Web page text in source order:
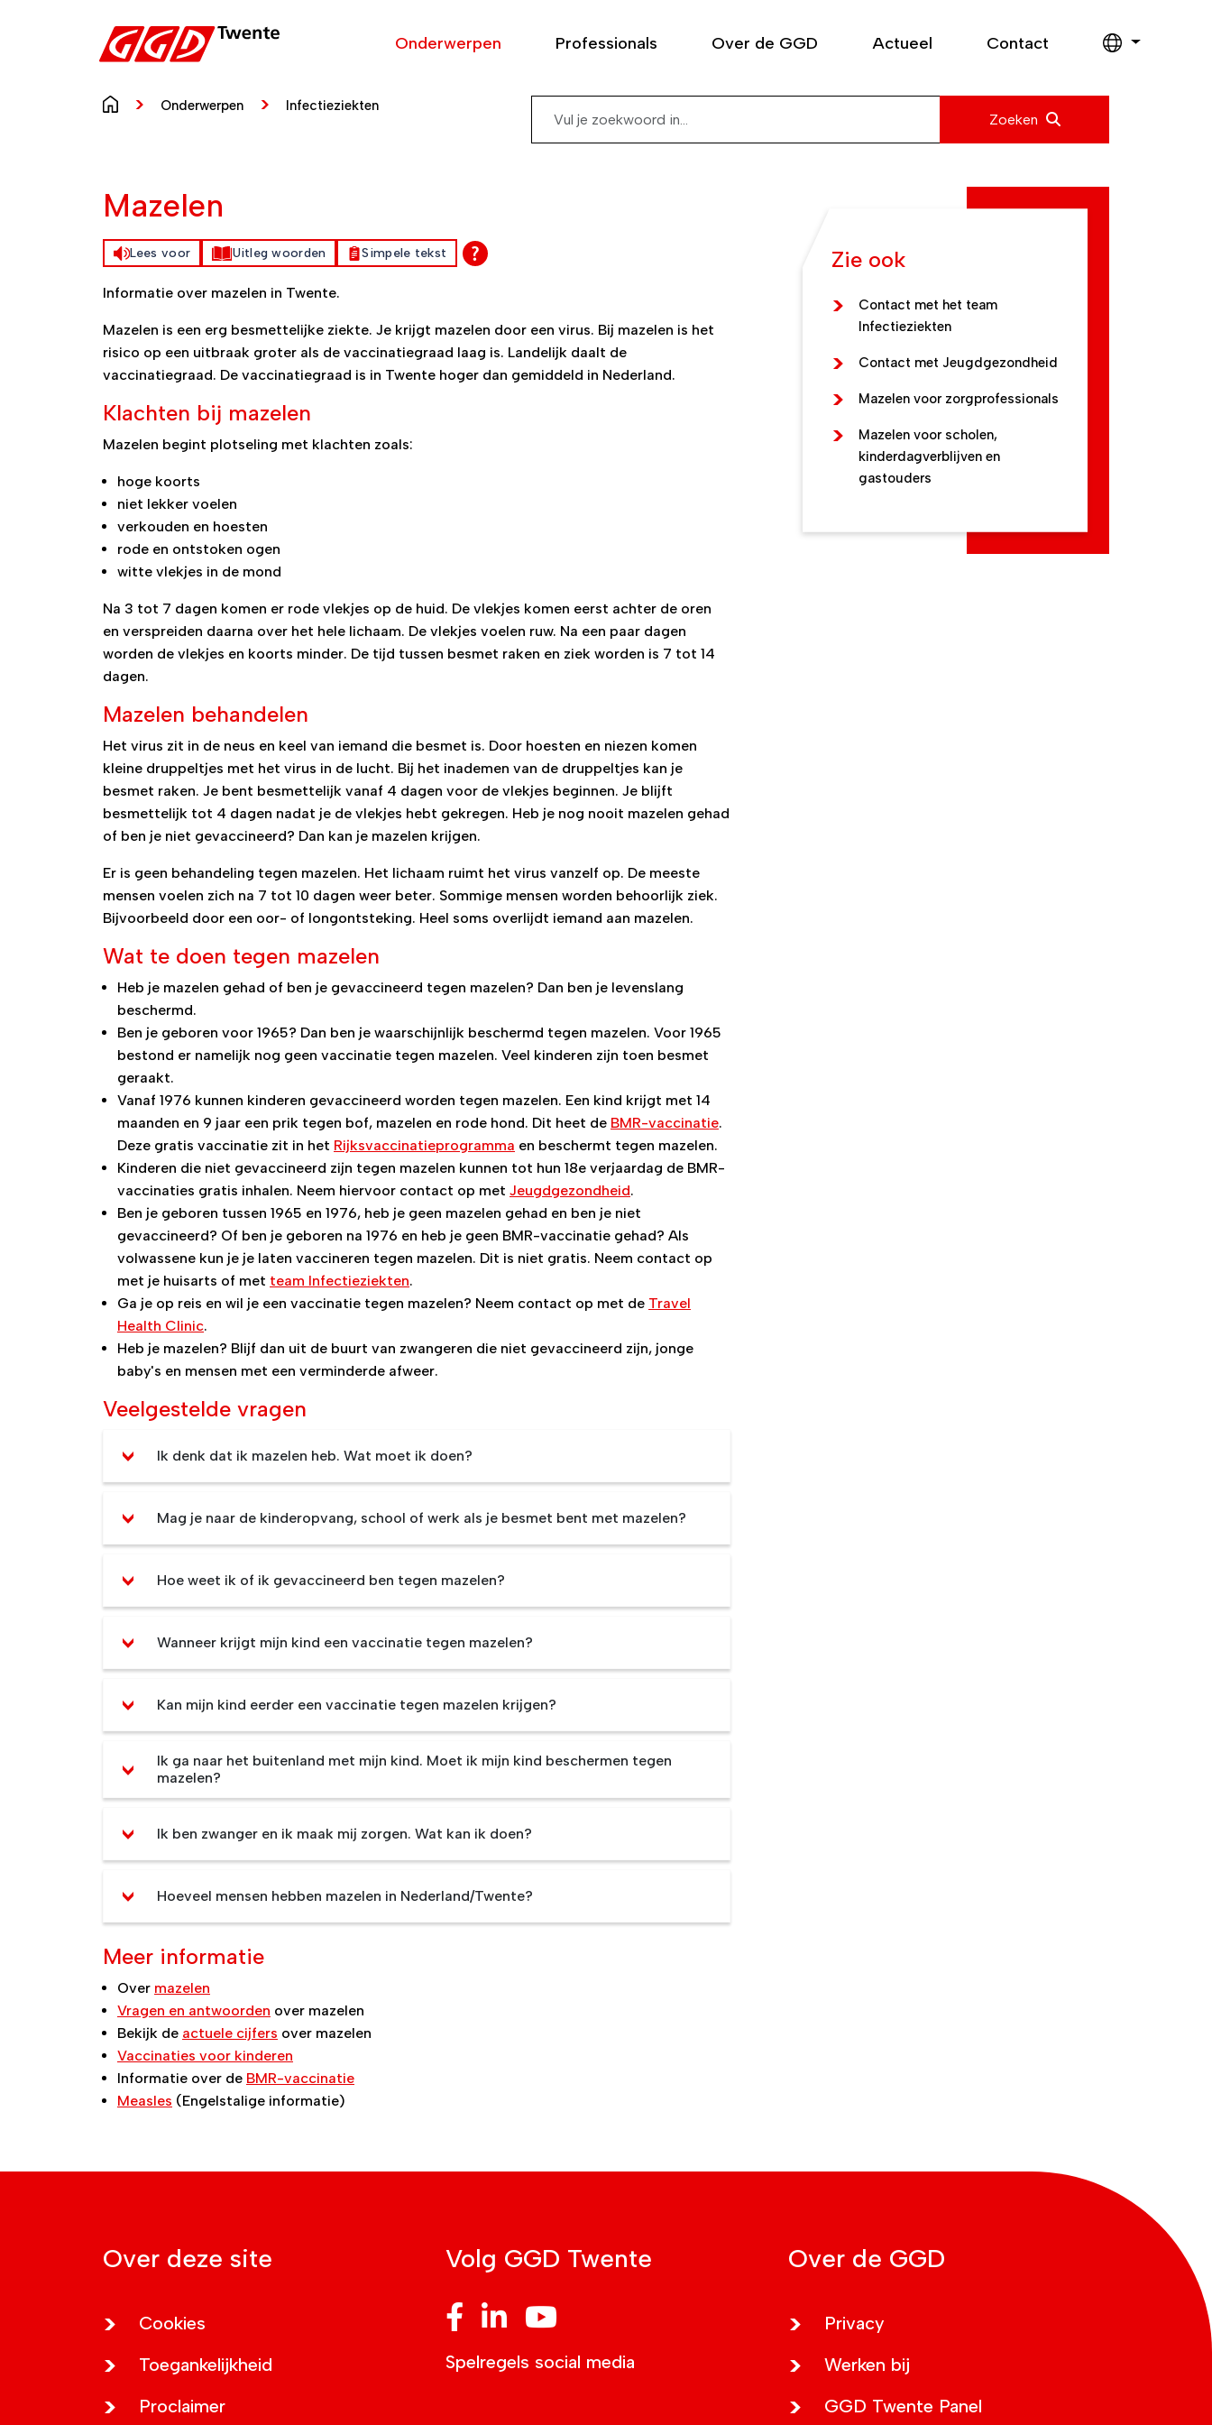
Onderwerpen Professionals Over de GGD Actueel Contact
Onderwerpen Infectieziekten
Zoeken
Zoeken
Mazelen
Lees voor Uitleg woorden Simpele tekst
Informatie over mazelen in Twente.
Mazelen is een erg besmettelijke ziekte. Je krijgt mazelen door een virus. Bij mazelen is het
risico op een uitbraak groter als de vaccinatiegraad laag is. Landelijk daalt de
vaccinatiegraad. De vaccinatiegraad is in Twente hoger dan gemiddeld in Nederland.
Klachten bij mazelen
Mazelen begint plotseling met klachten zoals:
hoge koorts
niet lekker voelen
verkouden en hoesten
rode en ontstoken ogen
witte vlekjes in de mond
Na 3 tot 7 dagen komen er rode vlekjes op de huid. De vlekjes komen eerst achter de oren
en verspreiden daarna over het hele lichaam. De vlekjes voelen ruw. Na een paar dagen
worden de vlekjes en koorts minder. De tijd tussen besmet raken en ziek worden is 7 tot 14
dagen.
Mazelen behandelen
Het virus zit in de neus en keel van iemand die besmet is. Door hoesten en niezen komen
kleine druppeltjes met het virus in de lucht. Bij het inademen van de druppeltjes kan je
besmet raken. Je bent besmettelijk vanaf 4 dagen voor de vlekjes beginnen. Je blijft
besmettelijk tot 4 dagen nadat je de vlekjes hebt gekregen. Heb je nog nooit mazelen gehad
of ben je niet gevaccineerd? Dan kan je mazelen krijgen.
Er is geen behandeling tegen mazelen. Het lichaam ruimt het virus vanzelf op. De meeste
mensen voelen zich na 7 tot 10 dagen weer beter. Sommige mensen worden behoorlijk ziek.
Bijvoorbeeld door een oor- of longontsteking. Heel soms overlijdt iemand aan mazelen.
Wat te doen tegen mazelen
Heb je mazelen gehad of ben je gevaccineerd tegen mazelen? Dan ben je levenslang
beschermd.
Ben je geboren voor 1965? Dan ben je waarschijnlijk beschermd tegen mazelen. Voor 1965
bestond er namelijk nog geen vaccinatie tegen mazelen. Veel kinderen zijn toen besmet
geraakt.
Vanaf 1976 kunnen kinderen gevaccineerd worden tegen mazelen. Een kind krijgt met 14
maanden en 9 jaar een prik tegen bof, mazelen en rode hond. Dit heet de BMR-vaccinatie.
Deze gratis vaccinatie zit in het Rijksvaccinatieprogramma en beschermt tegen mazelen.
Kinderen die niet gevaccineerd zijn tegen mazelen kunnen tot hun 18e verjaardag de BMR-
vaccinaties gratis inhalen. Neem hiervoor contact op met Jeugdgezondheid.
Ben je geboren tussen 1965 en 1976, heb je geen mazelen gehad en ben je niet
gevaccineerd? Of ben je geboren na 1976 en heb je geen BMR-vaccinatie gehad? Als
volwassene kun je je laten vaccineren tegen mazelen. Dit is niet gratis. Neem contact op
met je huisarts of met team Infectieziekten.
Ga je op reis en wil je een vaccinatie tegen mazelen? Neem contact op met de Travel
Health Clinic.
Heb je mazelen? Blijf dan uit de buurt van zwangeren die niet gevaccineerd zijn, jonge
baby's en mensen met een verminderde afweer.
Veelgestelde vragen
Ik denk dat ik mazelen heb. Wat moet ik doen?
Mag je naar de kinderopvang, school of werk als je besmet bent met mazelen?
Hoe weet ik of ik gevaccineerd ben tegen mazelen?
Wanneer krijgt mijn kind een vaccinatie tegen mazelen?
Kan mijn kind eerder een vaccinatie tegen mazelen krijgen?
Ik ga naar het buitenland met mijn kind. Moet ik mijn kind beschermen tegen
mazelen?
Ik ben zwanger en ik maak mij zorgen. Wat kan ik doen?
Hoeveel mensen hebben mazelen in Nederland/Twente?
Meer informatie
Over mazelen
Vragen en antwoorden over mazelen
Bekijk de actuele cijfers over mazelen
Vaccinaties voor kinderen
Informatie over de BMR-vaccinatie
Measles (Engelstalige informatie)
Zie ook
Contact met het team
Infectieziekten
Contact met Jeugdgezondheid
Mazelen voor zorgprofessionals
Mazelen voor scholen,
kinderdagverblijven en
gastouders
Over deze site
Cookies
Toegankelijkheid
Proclaimer
Volg GGD Twente
GGD Twente op Facebook
GGD Twente op LinkedIn
Spelregels social media
Over de GGD
Privacy
Werken bij
GGD Twente Panel